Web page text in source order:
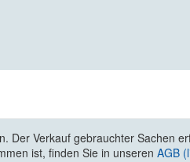
Verkauf gebrauchter Sachen
ist, finden Sie in unseren AGB